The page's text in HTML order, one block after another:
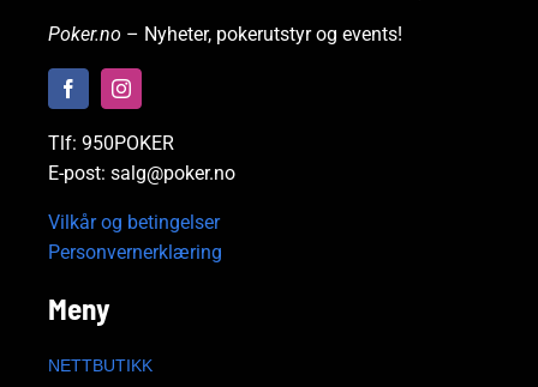
Poker.no – Nyheter, pokerutstyr og events!
Tlf: 950POKER
E-post: salg@poker.no
Vilkår og betingelser
Personvernerklæring
Meny
NETTBUTIKK